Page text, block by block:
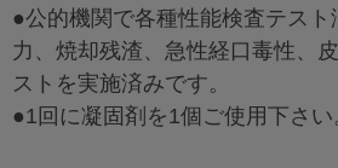
●公的機関で各種性能検査テス
力、焼却残渣、急性経口毒性、
ストを実施済みです。
●1回に凝固剤を1個ご使用下さい